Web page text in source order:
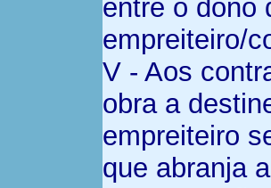
entre o dono
empreiteiro/
V - Aos
obra a
empreiteiro
que abranja